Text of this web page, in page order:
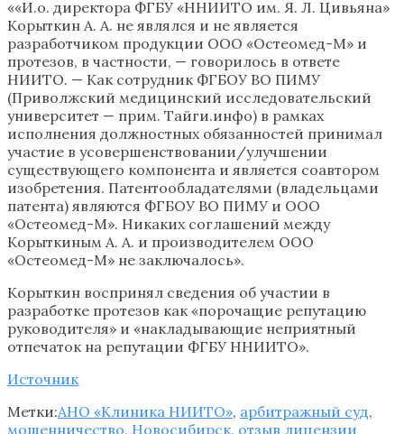
««И.о. директора ФГБУ «ННИИТО им. Я. Л. Цивьяна»
Корыткин А. А. не являлся и не является
разработчиком продукции ООО «Остеомед-М» и
протезов, в частности, — говорилось в ответе
НИИТО. — Как сотрудник ФГБОУ ВО ПИМУ
(Приволжский медицинский исследовательский
университет — прим. Тайги.инфо) в рамках
исполнения должностных обязанностей принимал
участие в усовершенствовании/улучшении
существующего компонента и является соавтором
изобретения. Патентообладателями (владельцами
патента) являются ФГБОУ ВО ПИМУ и ООО
«Остеомед-М». Никаких соглашений между
Корыткиным А. А. и производителем ООО
«Остеомед-М» не заключалось».
Корыткин воспринял сведения об участии в
разработке протезов как «порочащие репутацию
руководителя» и «накладывающие неприятный
отпечаток на репутации ФГБУ ННИИТО».
Источник
Метки:АНО «Клиника НИИТО», арбитражный суд,
мошенничество, Новосибирск, отзыв лицензии